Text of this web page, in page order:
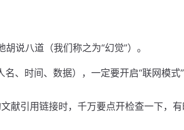
说八道（我们称之为“幻觉”）。
名、时间、数据），一定要开启“联网模式
献引用链接时，千万要点开检查一下，